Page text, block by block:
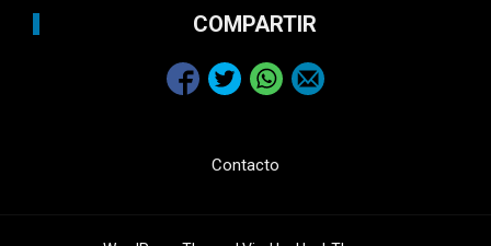
COMPARTIR
Contacto